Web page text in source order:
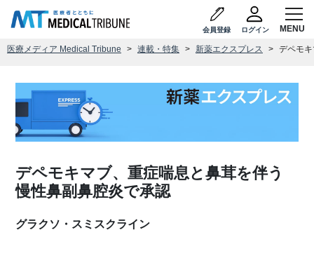
会員登録 ログイン
医療メディア Medical Tribune 連載・特集 新薬エクスプレス デペモ
デペモキマブ、重症喘息と鼻茸を伴う
慢性鼻副鼻腔炎で承認
グラクソ・スミスクライン